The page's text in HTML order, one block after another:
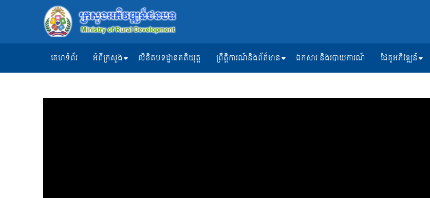
គេហទំព័រ អំពីក្រសួង លិខិតបទដ្ឋានគតិយុត្ត ព្រឹត្តិការណ៍និងព័ត៌មាន ឯកសារ និងរបាយការណ៍ ដៃគូអភិវឌ្ឍន៍